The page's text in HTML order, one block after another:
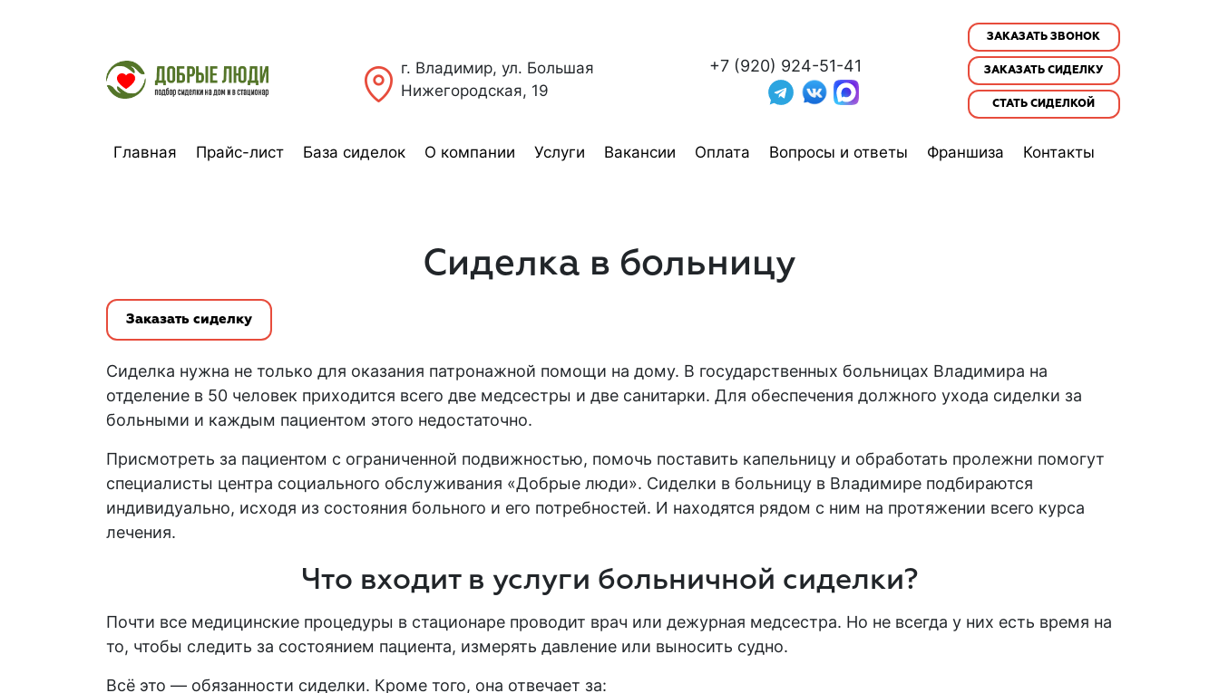
г. Владимир, ул. Большая
Нижегородская, 19
+7 (920) 924-51-41
ЗАКАЗАТЬ ЗВОНОК
ЗАКАЗАТЬ СИДЕЛКУ
СТАТЬ СИДЕЛКОЙ
Главная Прайс-лист База сиделок О компании Услуги Вакансии Оплата Вопросы и ответы Франшиза Контакты
Сиделка в больницу
Заказать сиделку
Сиделка нужна не только для оказания патронажной помощи на дому. В государственных больницах Владимира на
отделение в 50 человек приходится всего две медсестры и две санитарки. Для обеспечения должного ухода сиделки за
больными и каждым пациентом этого недостаточно.
Присмотреть за пациентом с ограниченной подвижностью, помочь поставить капельницу и обработать пролежни помогут
специалисты центра социального обслуживания «Добрые люди». Сиделки в больницу в Владимире подбираются
индивидуально, исходя из состояния больного и его потребностей. И находятся рядом с ним на протяжении всего курса
лечения.
Что входит в услуги больничной сиделки?
Почти все медицинские процедуры в стационаре проводит врач или дежурная медсестра. Но не всегда у них есть время на
то, чтобы следить за состоянием пациента, измерять давление или выносить судно.
Всё это — обязанности сиделки. Кроме того, она отвечает за: